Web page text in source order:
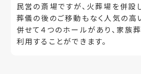
民営の斎場ですが、火葬場を併設
葬儀の後のご移動もなく人気の高
併せて４つのホールがあり、家族
利用することができます。